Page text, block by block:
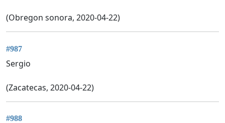
(Obregon sonora, 2020-04-22)
#987
Sergio
(Zacatecas, 2020-04-22)
#988